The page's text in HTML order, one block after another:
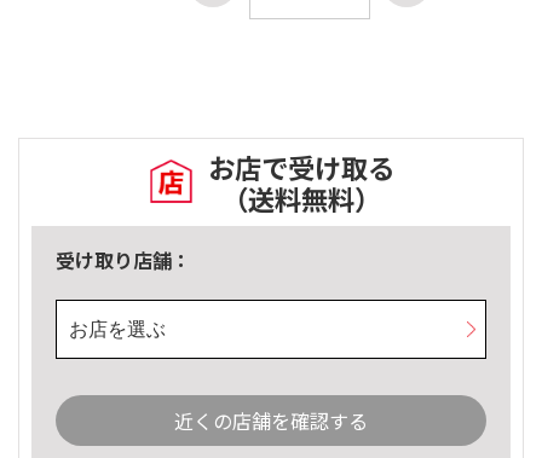
お店で受け取る
（送料無料）
受け取り店舗：
お店を選ぶ
近くの店舗を確認する